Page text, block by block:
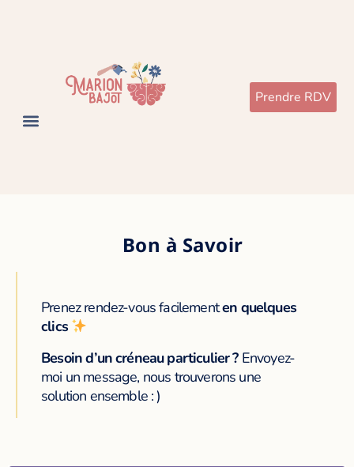
Prendre RDV
Bon à Savoir
Prenez rendez-vous facilementen quelques
clics
Besoin d’un créneau particulier ?Envoyez-
moi un message, nous trouverons une
solution ensemble : )